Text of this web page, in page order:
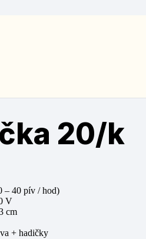
20/k
– 40 pív / hod)
V
cm
+ hadičky